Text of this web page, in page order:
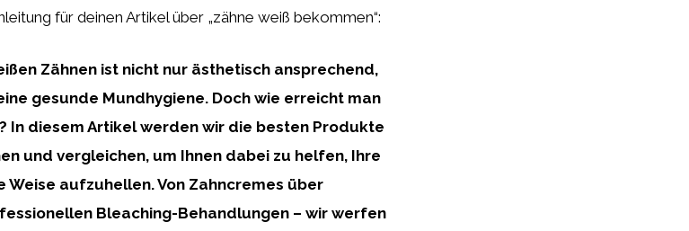
für deinen Artikel über „zähne weiß bekommen“:
Zähnen ist nicht nur ästhetisch ansprechend,
gesunde Mundhygiene. Doch wie erreicht man
In diesem Artikel werden wir die besten Produkte
und vergleichen, um Ihnen dabei zu helfen, Ihre
aufzuhellen. Von Zahncremes über
Bleaching-Behandlungen – wir werfen